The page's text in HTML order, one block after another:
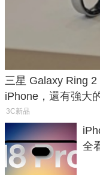
三星 Galaxy Ring
iPhone，還有強大
3C新品
全